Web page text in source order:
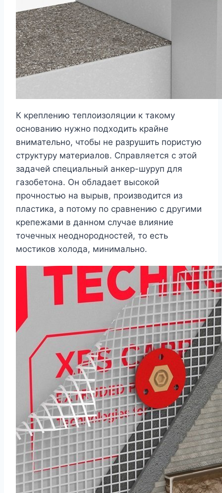
К креплению теплоизоляции к такому
основанию нужно подходить крайне
внимательно, чтобы не разрушить пористую
структуру материалов. Справляется с этой
задачей специальный анкер-шуруп для
газобетона. Он обладает высокой
прочностью на вырыв, производится из
пластика, а потому по сравнению с другими
крепежами в данном случае влияние
точечных неоднородностей, то есть
мостиков холода, минимально.